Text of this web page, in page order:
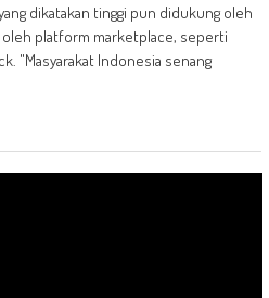
dikatakan tinggi pun didukung oleh
oleh platform marketplace, seperti
"Masyarakat Indonesia senang